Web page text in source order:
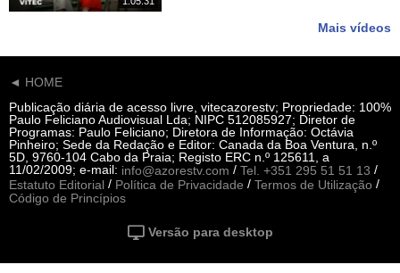
Mais vídeos
◄ HOME
Publicação diária de acesso livre, vitecazorestv; Propriedade: 100%
Paulo Feliciano Audiovisual Lda; NIPC 512085927; Diretor de
Programas: Paulo Feliciano; Diretora de Informação: Octávia
Pinheiro; Sede da Redação e Editor: Canada da Boa Ventura, n.º
5D, 9760-104 Cabo da Praia; Registo ERC n.º 125611, a
11/02/2009; e-mail: info@azorestv.com / Tel. +351 295 51 51 13 /
Estatuto Editorial / Política de Privacidade / Termos de Utilização /
Código de Princípios
Versão para desktop